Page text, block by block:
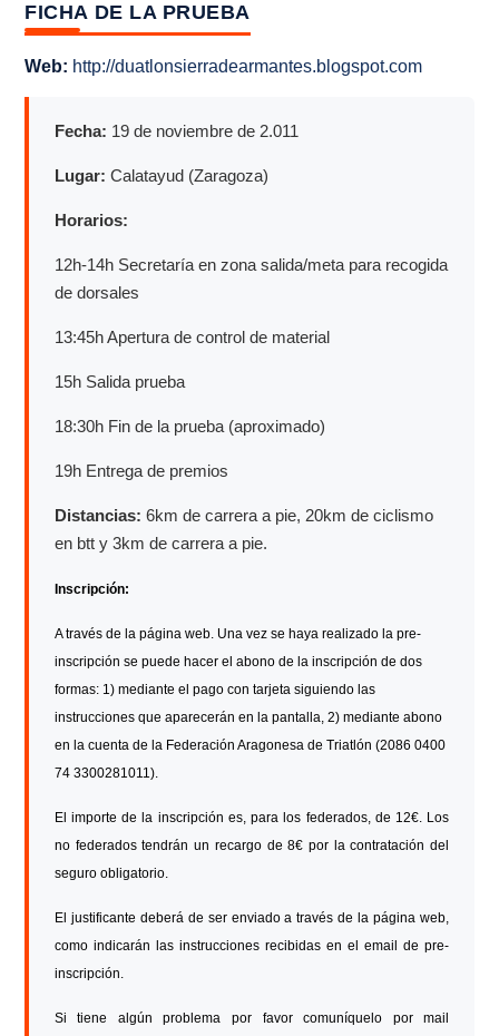
FICHA DE LA PRUEBA
Web: http://duatlonsierradearmantes.blogspot.com
Fecha: 19 de noviembre de 2.011
Lugar: Calatayud (Zaragoza)
Horarios:
12h-14h Secretaría en zona salida/meta para recogida
de dorsales
13:45h Apertura de control de material
15h Salida prueba
18:30h Fin de la prueba (aproximado)
19h Entrega de premios
Distancias: 6km de carrera a pie, 20km de ciclismo
en btt y 3km de carrera a pie.
Inscripción:
A través de la página web. Una vez se haya realizado la pre-
inscripción se puede hacer el abono de la inscripción de dos
formas: 1) mediante el pago con tarjeta siguiendo las
instrucciones que aparecerán en la pantalla, 2) mediante abono
en la cuenta de la Federación Aragonesa de Triatlón (2086 0400
74 3300281011).
El importe de la inscripción es, para los federados, de 12€. Los
no federados tendrán un recargo de 8€ por la contratación del
seguro obligatorio.
El justificante deberá de ser enviado a través de la página web,
como indicarán las instrucciones recibidas en el email de pre-
inscripción.
Si tiene algún problema por favor comuníquelo por mail